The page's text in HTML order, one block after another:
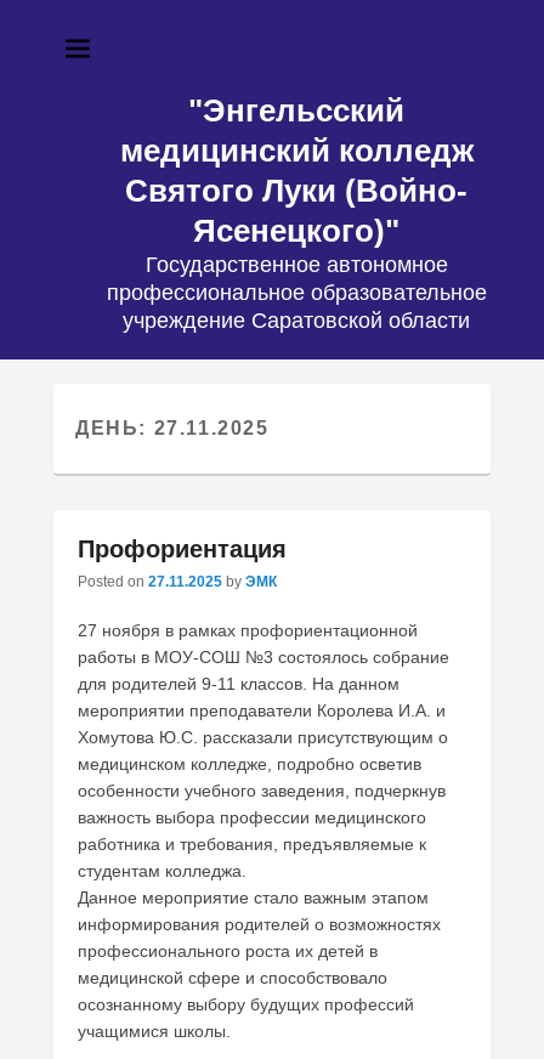
"Энгельсский
медицинский колледж
Святого Луки (Войно-
Ясенецкого)"
Государственное автономное
профессиональное образовательное
учреждение Саратовской области
ДЕНЬ: 27.11.2025
Профориентация
Posted on 27.11.2025 by ЭМК
27 ноября в рамках профориентационной
работы в МОУ-СОШ №3 состоялось собрание
для родителей 9-11 классов. На данном
мероприятии преподаватели Королева И.А. и
Хомутова Ю.С. рассказали присутствующим о
медицинском колледже, подробно осветив
особенности учебного заведения, подчеркнув
важность выбора профессии медицинского
работника и требования, предъявляемые к
студентам колледжа.
Данное мероприятие стало важным этапом
информирования родителей о возможностях
профессионального роста их детей в
медицинской сфере и способствовало
осознанному выбору будущих профессий
учащимися школы.